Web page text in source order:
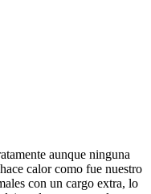
aunque ninguna
calor como fue nuestro
con un cargo extra, lo